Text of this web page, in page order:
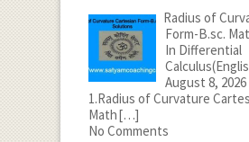
Radius of
Form-B.sc.
In Differential
August 8, 2026
1.Radius of Curvature
Math[…]
No Comments